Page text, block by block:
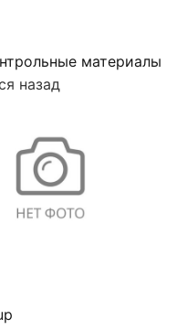
материалы
назад